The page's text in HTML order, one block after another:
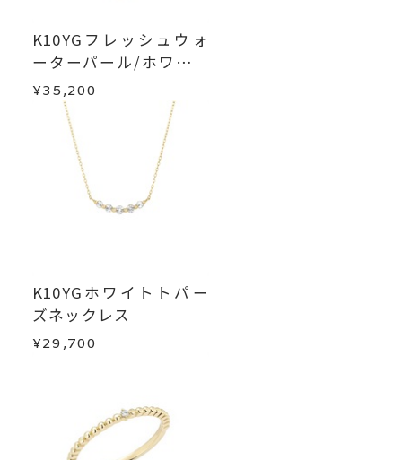
K10YGフレッシュウォ
ーターパール/ホワイト
トパーズネックレス
¥35,200
K10YGホワイトトパー
ズネックレス
¥29,700